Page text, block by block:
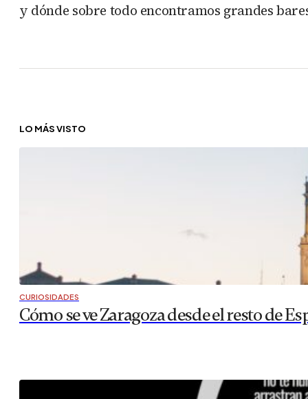
y dónde sobre todo encontramos grandes
LO MÁS VISTO
CURIOSIDADES
Cómo se ve Zaragoza desde el resto de